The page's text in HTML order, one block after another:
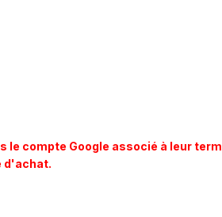
compte Google associé à leur
d'achat.